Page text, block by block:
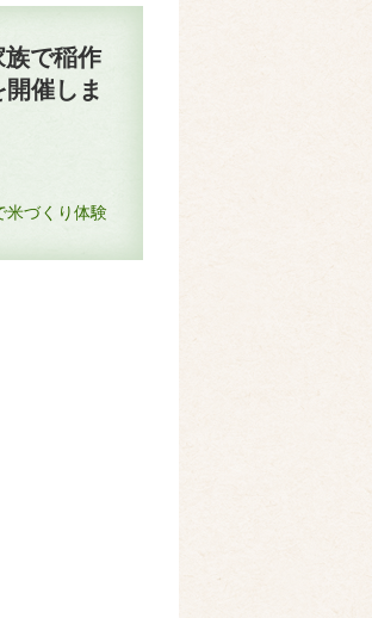
で稲作
催しま
米づくり体験